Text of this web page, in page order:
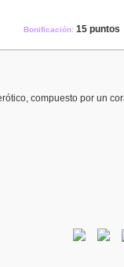
Bonificación: 15 puntos
compuesto por un